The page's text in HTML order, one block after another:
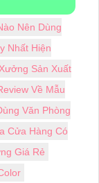
Nên Dùng
Nhất Hiện
Sản Xuất
Về Mẫu
Văn Phòng
Cửa Hàng Có
Giá Rẻ